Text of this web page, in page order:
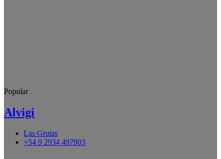
Popular
Alvigi
Las Grutas
+54 9 2934 497903